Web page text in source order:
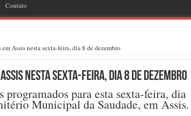
Contato
Assis nesta sexta-feira, dia 8 de dezembro
nesta sexta-feira, dia 8 de dezembro
programados para esta sexta-feira, dia
Municipal da Saudade, em Assis.